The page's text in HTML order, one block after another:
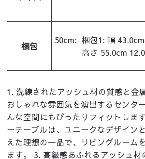
梱包
50cm: 梱包1: 幅
高さ 55.0cm
1. 洗練されたアッシュ材の質感と金
おしゃれな雰囲気を演出するセンタ
んな空間にもぴったりフィットしま
ーテーブルは、ユニークなデザイン
えた理想の一品で、リビングルーム
ます。 3. 高級感あふれるアッシュ